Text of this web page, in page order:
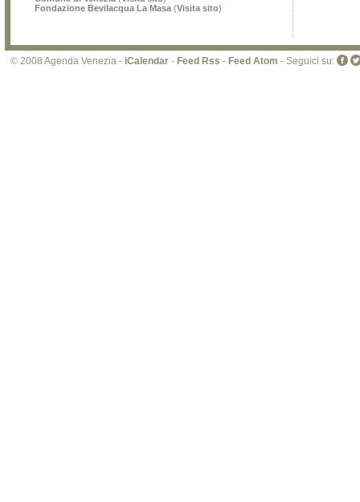
Fondazione Bevilacqua La Masa (Visita sito)
© 2008 Agenda Venezia - iCalendar - Feed Rss - Feed Atom - Seguici su: